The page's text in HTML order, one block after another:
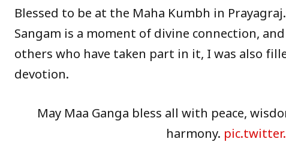
Blessed to be at the Maha Kumbh in
Sangam is a moment of divine connection,
others who have taken part in it, I was also
devotion.
May Maa Ganga bless all with peace,
harmony.